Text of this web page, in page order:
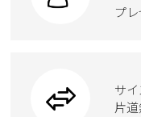
ワークシューズ
ウェア
ブーツ
ハンドバッグ
トートバッグ
プ
サ
片